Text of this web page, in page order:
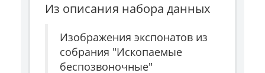
Из описания набора данных
Изображения экспонатов из
собрания "Ископаемые
беспозвоночные"